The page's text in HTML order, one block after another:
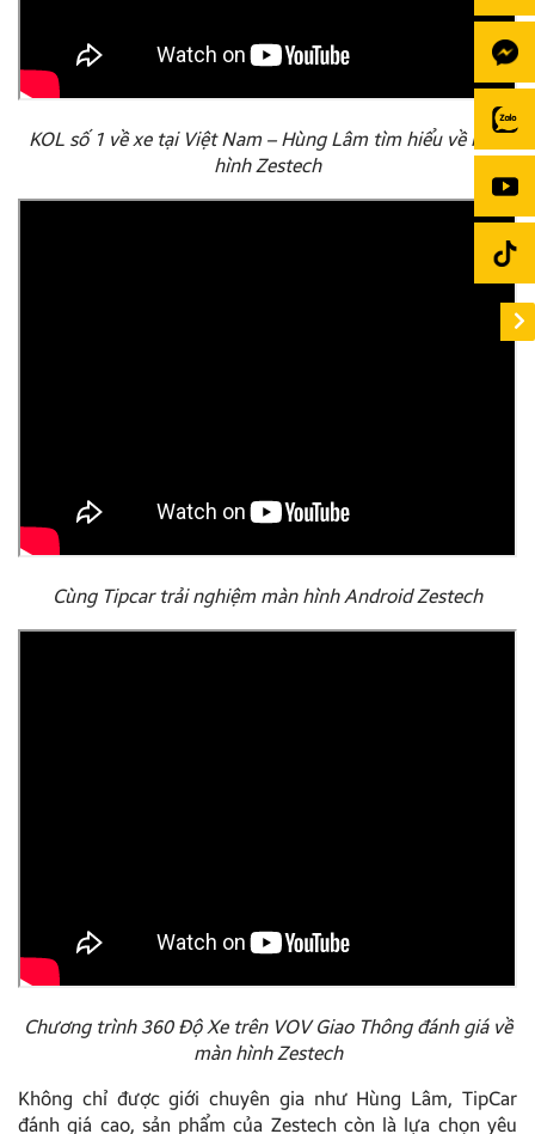
KOL số 1 về xe tại Việt Nam – Hùng Lâm tìm hiểu về màn
hình Zestech
Cùng Tipcar trải nghiệm màn hình Android Zestech
Chương trình 360 Độ Xe trên VOV Giao Thông đánh giá về
màn hình Zestech
Không chỉ được giới chuyên gia như Hùng Lâm, TipCar
đánh giá cao, sản phẩm của Zestech còn là lựa chọn yêu